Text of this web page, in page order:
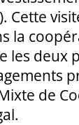
Cette
la
les deux
de